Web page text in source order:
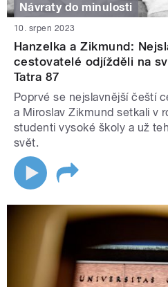
Návraty do minulosti
10. srpen 2023
Hanzelka a Zikmund:
cestovatelé odjížděli na
Tatra 87
Poprvé se nejslavnější čeští
a Miroslav Zikmund setkali v
studenti vysoké školy a už
svět.